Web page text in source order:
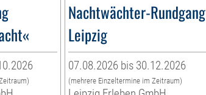
Nachtwächter-Rundgang
Leipzig
07.08.2026 bis 30.12.2026
(mehrere Einzeltermine im Zeitraum)